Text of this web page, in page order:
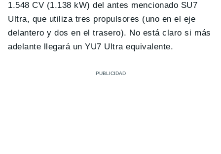
1.548 CV (1.138 kW) del antes mencionado SU7
Ultra, que utiliza tres propulsores (uno en el eje
delantero y dos en el trasero). No está claro si más
adelante llegará un YU7 Ultra equivalente.